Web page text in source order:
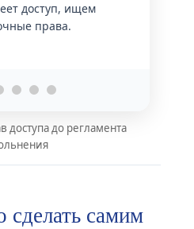
доступ, ищем
права.
доступа до регламента
самим